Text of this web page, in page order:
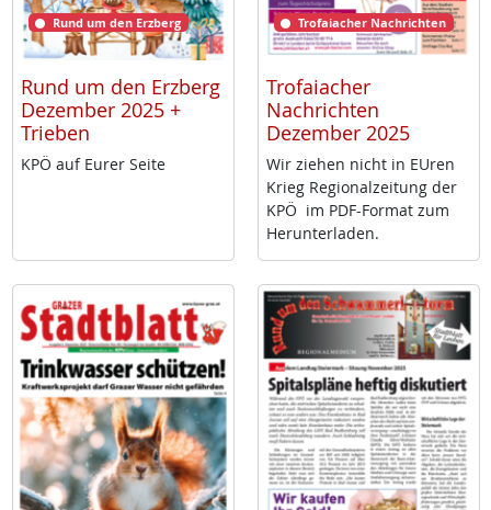
Rund um den Erzberg
Rund um den Erzberg
Dezember 2025 +
Trieben
KPÖ auf Eu­rer Sei­te
Trofaiacher Nachrichten
Trofaiacher
Nachrichten
Dezember 2025
Wir zie­hen nicht in EU­ren
Krieg Re­gio­nal­zei­tung der
KPÖ im PDF-For­mat zum
Her­un­ter­la­den.